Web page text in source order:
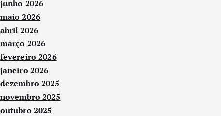
junho 2026
maio 2026
abril 2026
março 2026
fevereiro 2026
janeiro 2026
dezembro 2025
novembro 2025
outubro 2025